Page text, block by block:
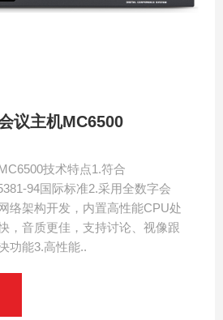
议主机MC6500
技术特点1.符合
94国际标准2.采用全数字会
络架构开发，内置高性能CPU处
，音质更佳，支持讨论、视像跟
功能3.高性能..